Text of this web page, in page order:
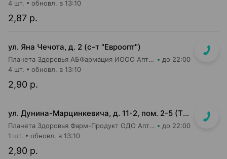
2,87 р.
4 шт. обновл. в 13:10
ул. Яна Чечота, д. 2 (с-т "Евроопт")
Планета Здоровья АБФармация ИООО Аптека №26 до 22:00
2,90 р.
4 шт. обновл. в 13:10
ул. Дунина-Марцинкевича, д. 11-2, пом. 2-5 (ТЦ Раковский кирмаш)
Планета Здоровья Фарм-Продукт ОДО Аптека №24 до 22:00
2,90 р.
1 шт. обновл. в 13:10